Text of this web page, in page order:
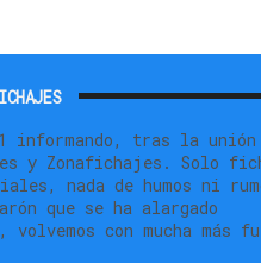
informando, tras la unión
y Zonafichajes. Solo
nada de humos ni
que se ha alargado
volvemos con mucha más